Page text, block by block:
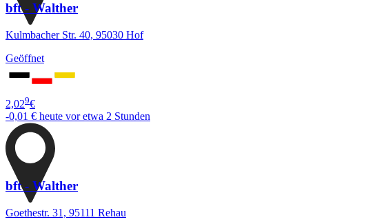
bft - Walther
Kulmbacher Str. 40, 95030 Hof
Geöffnet
2,029€
-0,01 € heute vor etwa 2 Stunden
bft - Walther
Goethestr. 31, 95111 Rehau